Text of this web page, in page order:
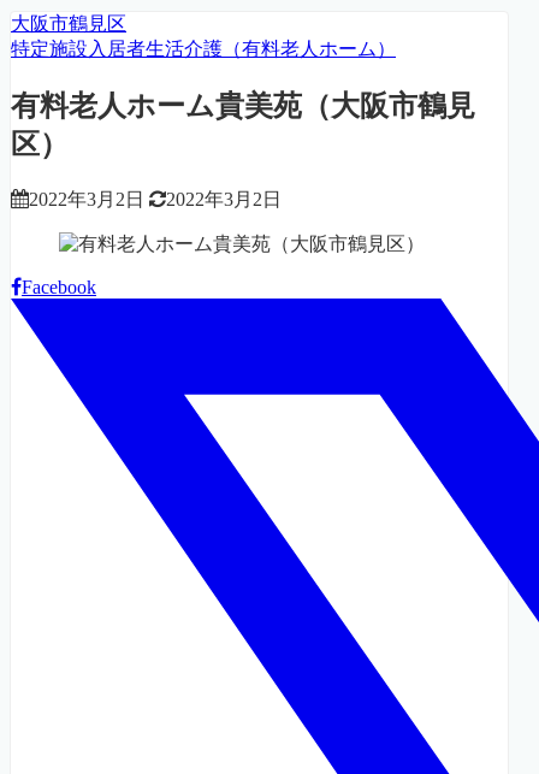
大阪市鶴見区
特定施設入居者生活介護（有料老人ホーム）
有料老人ホーム貴美苑（大阪市鶴見
区）
2022年3月2日 2022年3月2日
Facebook